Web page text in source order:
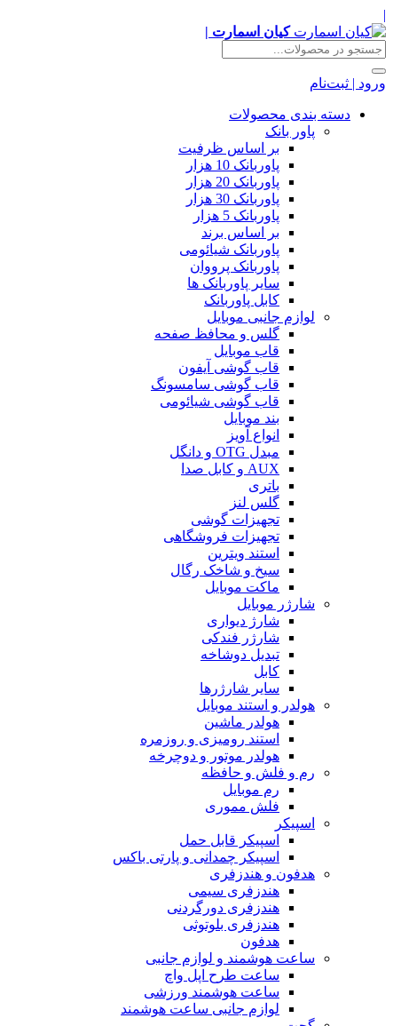
|
کیان اسمارت |
ورود | ثبت‌نام
دسته بندی محصولات
پاور بانک
بر اساس ظرفیت
پاوربانک 10 هزار
پاوربانک 20 هزار
پاوربانک 30 هزار
پاوربانک 5 هزار
بر اساس برند
پاوربانک شیائومی
پاوربانک پرووان
سایر پاوربانک ها
کابل پاوربانک
لوازم جانبی موبایل
گلس و محافظ صفحه
قاب موبایل
قاب گوشی آیفون
قاب گوشی سامسونگ
قاب گوشی شیائومی
بند موبایل
انواع آویز
مبدل OTG و دانگل
AUX و کابل صدا
باتری
گلس لنز
تجهیزات گوشی
تجهیزات فروشگاهی
استند ویترین
سیخ و شاخک رگال
ماکت موبایل
شارژر موبایل
شارژ دیواری
شارژر فندکی
تبدیل دوشاخه
کابل
سایر شارژرها
هولدر و استند موبایل
هولدر ماشین
استند رومیزی و روزمره
هولدر موتور و دوچرخه
رم و فلش و حافظه
رم موبایل
فلش مموری
اسپیکر
اسپیکر قابل حمل
اسپیکر چمدانی و پارتی باکس
هدفون و هندزفری
هندزفری سیمی
هندزفری دورگردنی
هندزفری بلوتوثی
هدفون
ساعت هوشمند و لوازم جانبی
ساعت طرح اپل واچ
ساعت هوشمند ورزشی
لوازم جانبی ساعت هوشمند